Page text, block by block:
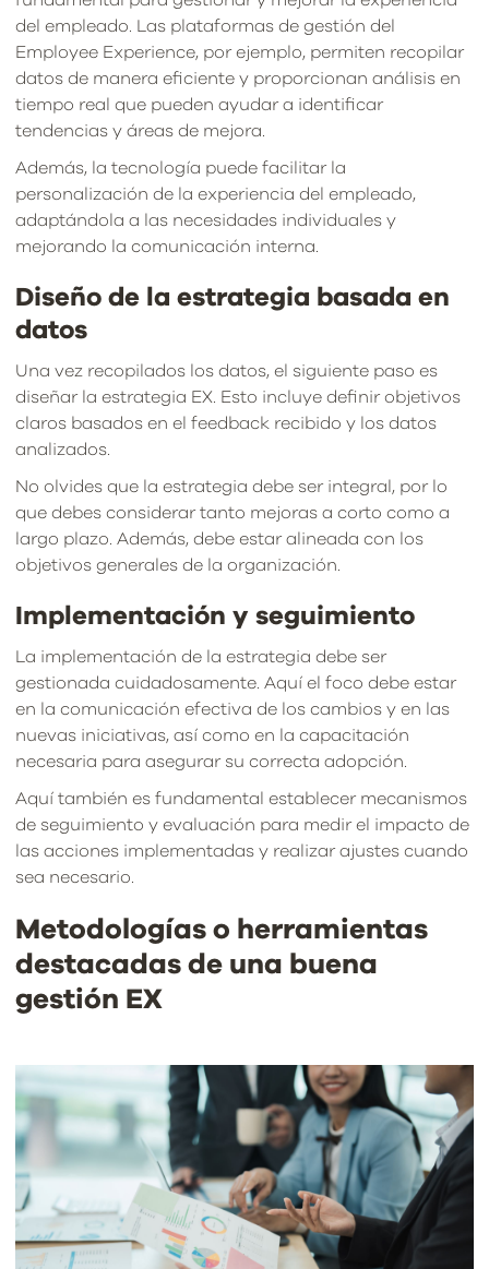
del empleado. Las plataformas de gestión del
Employee Experience, por ejemplo, permiten recopilar
datos de manera eficiente y proporcionan análisis en
tiempo real que pueden ayudar a identificar
tendencias y áreas de mejora.
Además, la tecnología puede facilitar la
personalización de la experiencia del empleado,
adaptándola a las necesidades individuales y
mejorando la comunicación interna.
Diseño de la estrategia basada en
datos
Una vez recopilados los datos, el siguiente paso es
diseñar la estrategia EX. Esto incluye definir objetivos
claros basados en el feedback recibido y los datos
analizados.
No olvides que la estrategia debe ser integral, por lo
que debes considerar tanto mejoras a corto como a
largo plazo. Además, debe estar alineada con los
objetivos generales de la organización.
Implementación y seguimiento
La implementación de la estrategia debe ser
gestionada cuidadosamente. Aquí el foco debe estar
en la comunicación efectiva de los cambios y en las
nuevas iniciativas, así como en la capacitación
necesaria para asegurar su correcta adopción.
Aquí también es fundamental establecer mecanismos
de seguimiento y evaluación para medir el impacto de
las acciones implementadas y realizar ajustes cuando
sea necesario.
Metodologías o herramientas
destacadas de una buena
gestión EX